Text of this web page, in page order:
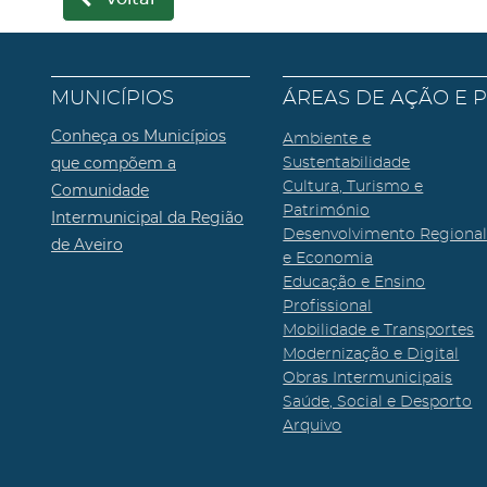
MUNICÍPIOS
Conheça os Municípios
que compõem a
Comunidade
Intermunicipal da Região
de Aveiro
ÁREAS DE AÇÃO E
Ambiente e
Sustentabilidade
Cultura, Turismo e
Património
Desenvolvimento Regional
e Economia
Educação e Ensino
Profissional
Mobilidade e Transportes
Modernização e Digital
Obras Intermunicipais
Saúde, Social e Desporto
Arquivo